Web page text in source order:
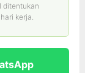
ditentukan
kerja.